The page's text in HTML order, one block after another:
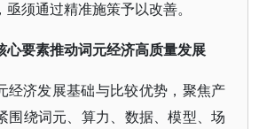
须通过精准施策予以改善。
心要素推动词元经济高质量发展
经济发展基础与比较优势，聚焦产
围绕词元、算力、数据、模型、场